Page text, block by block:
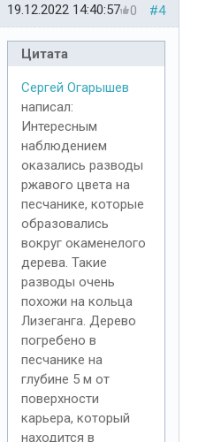
#4
0
19.12.2022 14:40:57
Цитата
Сергей Огарышев
написал:
Интересным
наблюдением
оказались разводы
ржавого цвета на
песчанике, которые
образовались
вокруг окаменелого
дерева. Такие
разводы очень
похожи на кольца
Лизеганга. Дерево
погребено в
песчанике на
глубине 5 м от
поверхности
карьера, который
находится в